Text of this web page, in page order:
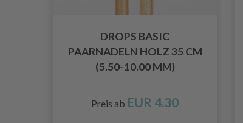
DROPS BASIC
PAARNADELN HOLZ 35 CM
(5.50-10.00 MM)
Preis ab EUR 4.30